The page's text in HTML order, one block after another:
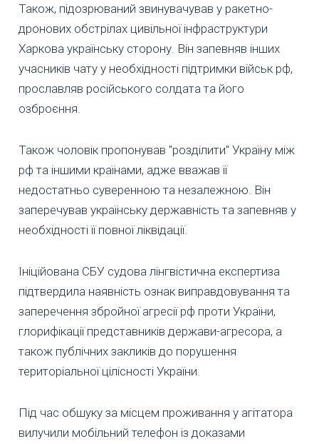
Також, підозрюваний звинувачував у ракетно-
дронових обстрілах цивільної інфраструктури
Харкова українську сторону. Він запевняв інших
учасників чату у необхідності підтримки військ рф,
прославляв російського солдата та його
озброєння.
Також чоловік пропонував "розділити" Україну між
рф та іншими країнами, адже вважав її
недостатньо суверенною та незалежною. Він
заперечував українську державність та запевняв у
необхідності її повної ліквідації.
Ініційована СБУ судова лінгвістична експертиза
підтвердила наявність ознак виправдовування та
заперечення збройної агресії рф проти України,
глорифікації представників держави-агресора, а
також публічних закликів до порушення
територіальної цілісності України.
Під час обшуку за місцем проживання у агітатора
вилучили мобільний телефон із доказами